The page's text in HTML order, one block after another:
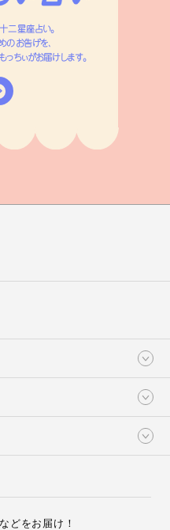
二星座占い。
のお告げを、
ちぃがお届けします。
どをお届け！